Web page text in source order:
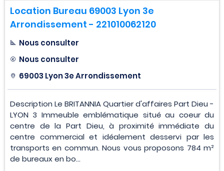
Location Bureau 69003 Lyon 3e
Arrondissement - 221010062120
Nous consulter
Nous consulter
69003 Lyon 3e Arrondissement
Description Le BRITANNIA Quartier d'affaires Part Dieu -
LYON 3 Immeuble emblématique situé au coeur du
centre de la Part Dieu, à proximité immédiate du
centre commercial et idéalement desservi par les
transports en commun. Nous vous proposons 784 m²
de bureaux en bo...